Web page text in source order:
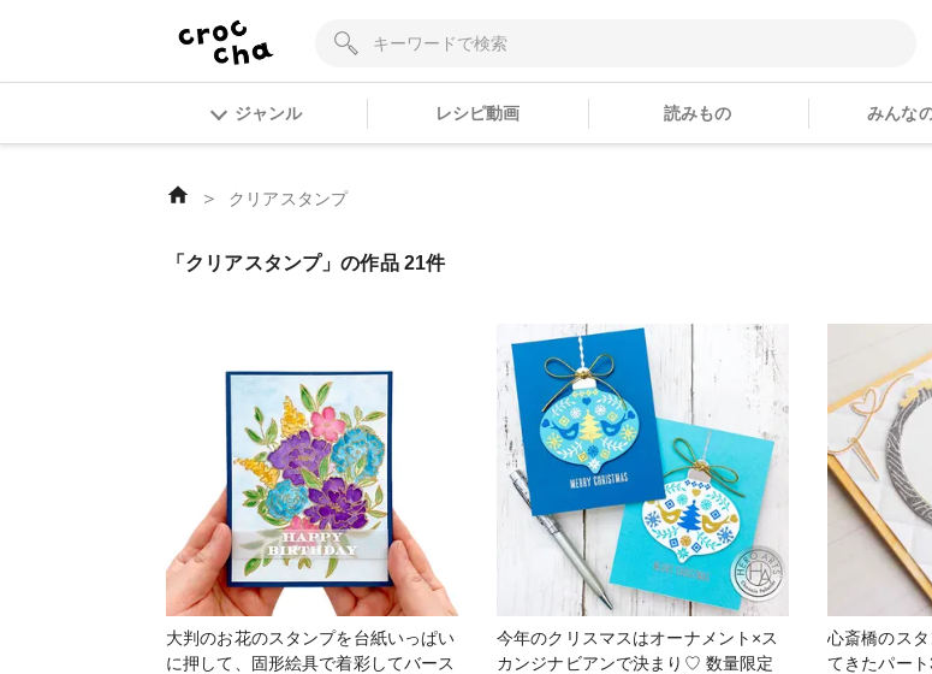
ジャンル レシピ動画 読みもの みんな
＞ クリアスタンプ
「クリアスタンプ」の作品 21件
大判のお花のスタンプを台紙いっぱい
に押して、固形絵具で着彩してバース
今年のクリスマスはオーナメント×ス
カンジナビアンで決まり♡ 数量限定
心斎橋のス
てきたパート3 🙌✨ #カ